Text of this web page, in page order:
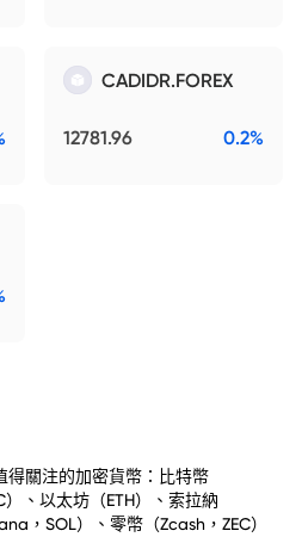
CADIDR.FOREX
12781.96 0.2%
得關注的加密貨幣：比特幣
）、以太坊（ETH）、索拉納
，SOL）、零幣（Zcash，ZEC）